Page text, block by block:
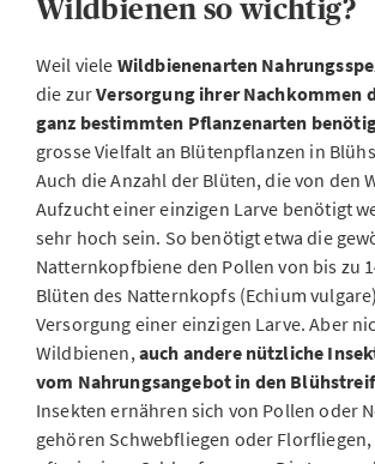
Wildbienen so wichtig?
Weil viele Wildbienenarten
die zurVersorgung ihrer Nachkommen
ganz bestimmten Pflanzenarten
grosse Vielfalt an Blütenpflanzen in
Auch die Anzahl der Blüten, die von den
Aufzucht einer einzigen Larve benötigt
sehr hoch sein. So benötigt etwa die
Natternkopfbiene den Pollen von bis zu
Blüten des Natternkopfs (Echium
Versorgung einer einzigen Larve. Aber
Wildbienen,auch andere nützliche
vom Nahrungsangebot in den
Insekten ernähren sich von Pollen oder
gehören Schwebfliegen oder